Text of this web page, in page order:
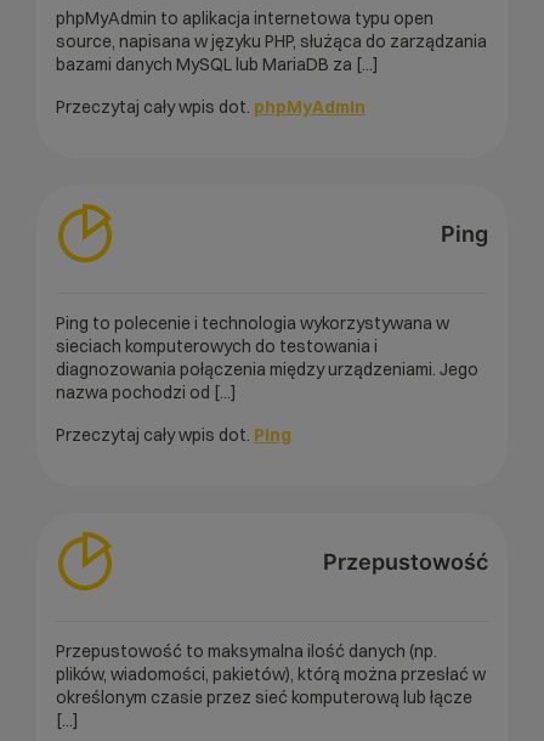
phpMyAdmin to aplikacja internetowa typu open
source, napisana w języku PHP, służąca do zarządzania
bazami danych MySQL lub MariaDB za [...]
Przeczytaj cały wpis dot. phpMyAdmin
Ping
Ping to polecenie i technologia wykorzystywana w
sieciach komputerowych do testowania i
diagnozowania połączenia między urządzeniami. Jego
nazwa pochodzi od [...]
Przeczytaj cały wpis dot. Ping
Przepustowość
Przepustowość to maksymalna ilość danych (np.
plików, wiadomości, pakietów), którą można przesłać w
określonym czasie przez sieć komputerową lub łącze
[...]